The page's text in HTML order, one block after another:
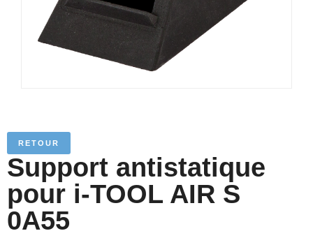
RETOUR
Support antistatique
pour i-TOOL AIR S
0A55